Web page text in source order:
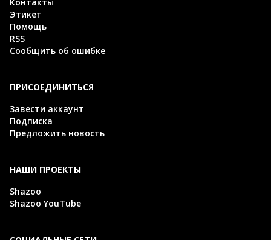
Контакты
Этикет
Помощь
RSS
Сообщить об ошибке
ПРИСОЕДИНИТЬСЯ
Завести аккаунт
Подписка
Предложить новость
НАШИ ПРОЕКТЫ
Shazoo
Shazoo YouTube